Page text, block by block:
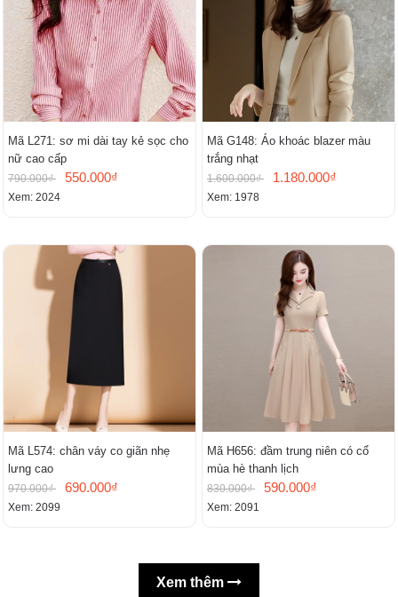
Mã L271: sơ mi dài tay kẻ sọc cho
nữ cao cấp
790.000₫ 550.000₫
Xem: 2024
Mã G148: Áo khoác blazer màu
trắng nhạt
1.600.000₫ 1.180.000₫
Xem: 1978
Mã L574: chân váy co giãn nhẹ
lưng cao
970.000₫ 690.000₫
Xem: 2099
Mã H656: đầm trung niên có cổ
mùa hè thanh lịch
830.000₫ 590.000₫
Xem: 2091
Xem thêm